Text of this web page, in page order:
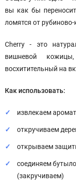
вы как бы
ломятся от
Cherry - это
вишневой
восхитительный на
Как использовать:
извлекаем
откручиваем
открываем
соединяем
(закручиваем)